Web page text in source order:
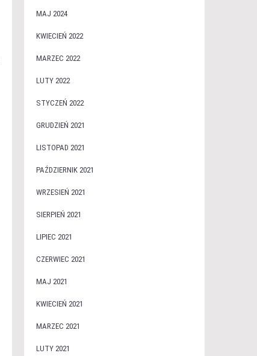
MAJ 2024
KWIECIEŃ 2022
MARZEC 2022
LUTY 2022
STYCZEŃ 2022
GRUDZIEŃ 2021
LISTOPAD 2021
PAŹDZIERNIK 2021
WRZESIEŃ 2021
SIERPIEŃ 2021
LIPIEC 2021
CZERWIEC 2021
MAJ 2021
KWIECIEŃ 2021
MARZEC 2021
LUTY 2021